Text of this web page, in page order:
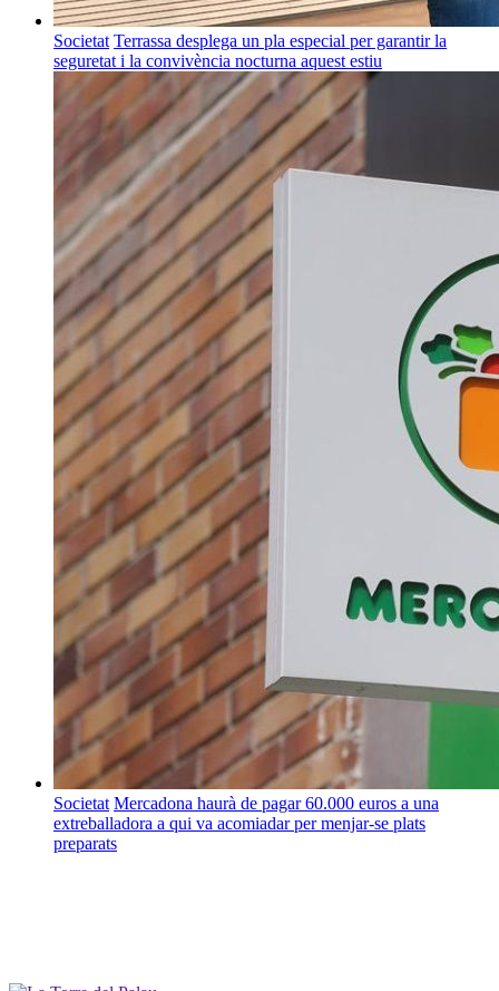
Societat Terrassa desplega un pla especial per garantir la
seguretat i la convivència nocturna aquest estiu
Societat Mercadona haurà de pagar 60.000 euros a una
extreballadora a qui va acomiadar per menjar-se plats
preparats